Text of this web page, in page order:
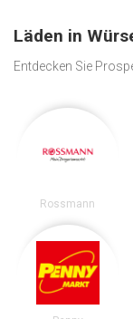
Läden in
Entdecken Sie
Rossmann